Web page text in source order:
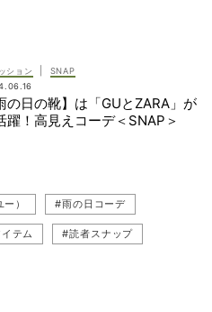
#ZARAシューズ
ーデ
ション
SNAP
の日の靴】は「GUとZARA」が
躍！高見えコーデ＜SNAP＞
） #雨の日コーデ
テム #読者スナップ